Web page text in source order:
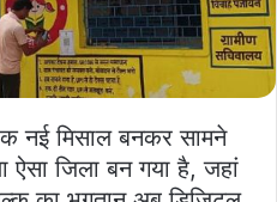
नई मिसाल बनकर सामने
जिला बन गया है, जहां